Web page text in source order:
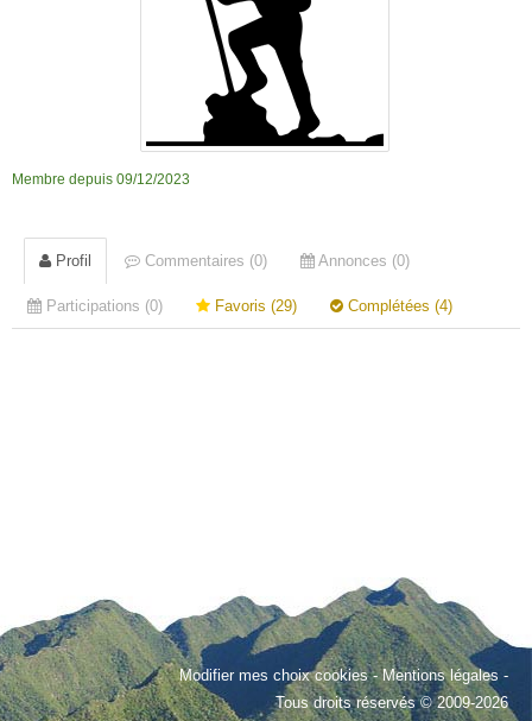
Membre depuis 09/12/2023
Profil Commentaires (0) Annonces (0)
Participations (0) Favoris (29) Complétées (4)
Modifier mes choix cookies-Mentions légales -
Tous droits réservés © 2009-2026